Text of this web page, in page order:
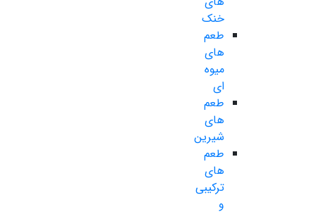
خنک
طعم
های
میوه
ای
طعم
های
شیرین
طعم
های
ترکیبی
و